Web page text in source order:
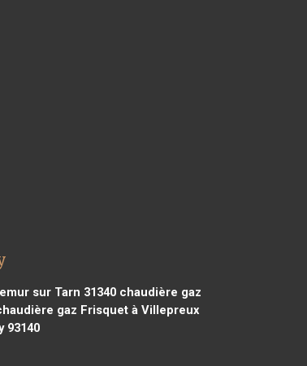
sur Tarn 31340chaudière gaz
gaz Frisquet à Villepreux
93140